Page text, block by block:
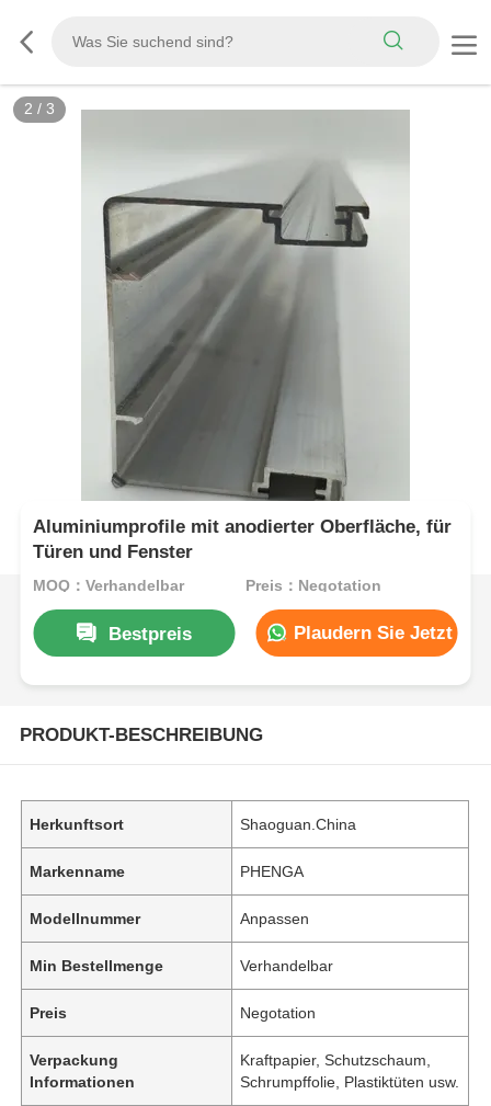
2 / 3
Aluminiumprofile mit anodierter Oberfläche, für
Türen und Fenster
MOQ：Verhandelbar Preis：Negotation
Bestpreis Plaudern Sie Jetzt
PRODUKT-BESCHREIBUNG
Herkunftsort Shaoguan.China
Markenname PHENGA
Modellnummer Anpassen
Min Bestellmenge Verhandelbar
Preis Negotation
Verpackung
Informationen
Kraftpapier, Schutzschaum,
Schrumpffolie, Plastiktüten usw.